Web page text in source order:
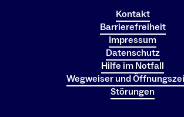
Kontakt
Barrierefreiheit
Impressum
Datenschutz
Hilfe im Notfall
Wegweiser und
Störungen